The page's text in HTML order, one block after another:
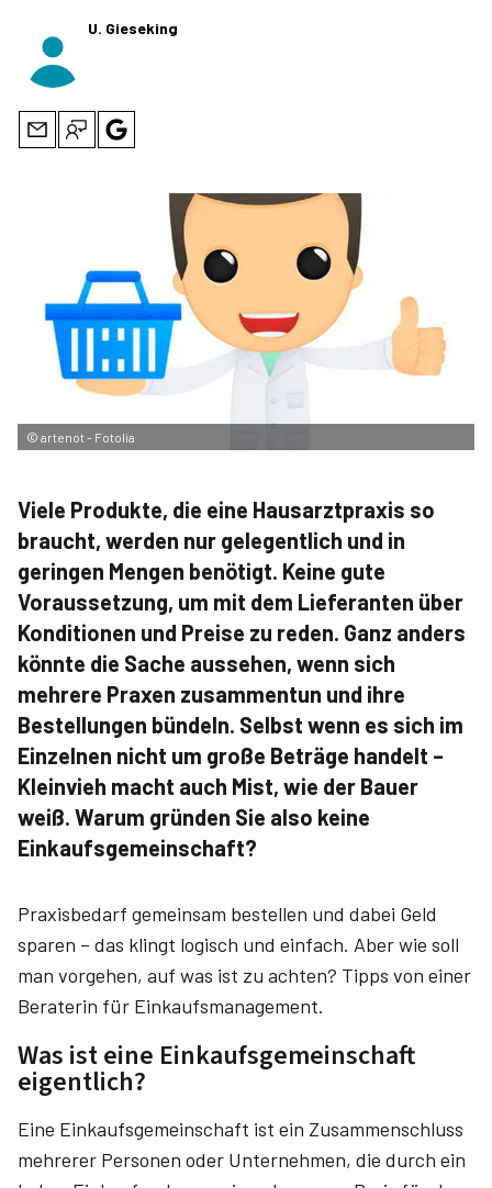
U. Gieseking
© artenot - Fotolia
Viele Produkte, die eine Hausarztpraxis so
braucht, werden nur gelegentlich und in
geringen Mengen benötigt. Keine gute
Voraussetzung, um mit dem Lieferanten über
Konditionen und Preise zu reden. Ganz anders
könnte die Sache aussehen, wenn sich
mehrere Praxen zusammentun und ihre
Bestellungen bündeln. Selbst wenn es sich im
Einzelnen nicht um große Beträge handelt –
Kleinvieh macht auch Mist, wie der Bauer
weiß. Warum gründen Sie also keine
Einkaufsgemeinschaft?
Praxisbedarf gemeinsam bestellen und dabei Geld
sparen – das klingt logisch und einfach. Aber wie soll
man vorgehen, auf was ist zu achten? Tipps von einer
Beraterin für Einkaufsmanagement.
Was ist eine Einkaufsgemeinschaft
eigentlich?
Eine Einkaufsgemeinschaft ist ein Zusammenschluss
mehrerer Personen oder Unternehmen, die durch ein